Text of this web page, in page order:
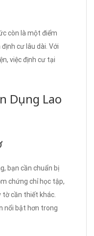
còn là một điểm
cư lâu dài. Với
việc định cư tại
Dụng Lao
bạn cần chuẩn bị
chứng chỉ học tập,
tờ cần thiết khác.
nổi bật hơn trong